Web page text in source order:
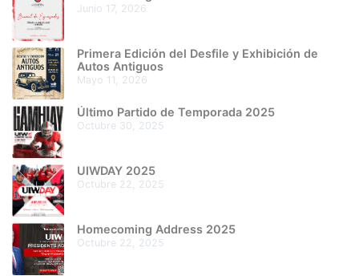
junio 17, 2026
Primera Edición del Desfile y Exhibición de
Autos Antiguos
mayo 11, 2026
Último Partido de Temporada 2025
octubre 30, 2025
UIWDAY 2025
octubre 22, 2025
Homecoming Address 2025
octubre 22, 2025